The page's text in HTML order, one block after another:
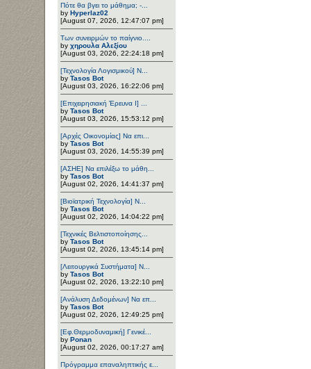
Πότε θα βγει το μάθημα; -...
by Hyperlaz02
[August 07, 2026, 12:47:07 pm]
Των συνειρμών το παίγνιο....
by χηρουλα Αλεξίου
[August 03, 2026, 22:24:18 pm]
[Τεχνολογία Λογισμικού] Ν...
by Tasos Bot
[August 03, 2026, 16:22:06 pm]
[Επιχειρησιακή Έρευνα Ι] ...
by Tasos Bot
[August 03, 2026, 15:53:12 pm]
[Αρχές Οικονομίας] Να επι...
by Tasos Bot
[August 03, 2026, 14:55:39 pm]
[ΑΣΗΕ] Να επιλέξω το μάθη...
by Tasos Bot
[August 02, 2026, 14:41:37 pm]
[Βιοϊατρική Τεχνολογία] Ν...
by Tasos Bot
[August 02, 2026, 14:04:22 pm]
[Τεχνικές Βελτιστοποίησης...
by Tasos Bot
[August 02, 2026, 13:45:14 pm]
[Λειτουργικά Συστήματα] Ν...
by Tasos Bot
[August 02, 2026, 13:22:10 pm]
[Ανάλυση Δεδομένων] Να επ...
by Tasos Bot
[August 02, 2026, 12:49:25 pm]
[Εφ.Θερμοδυναμική] Γενικέ...
by Ponan
[August 02, 2026, 00:17:27 am]
Πρόγραμμα επαναληπτικής ε...